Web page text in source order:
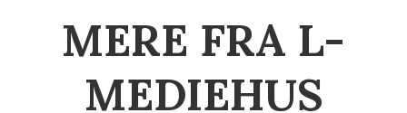
MERE FRA L-
MEDIEHUS